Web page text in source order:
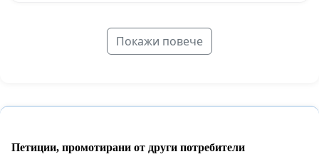
Покажи повече
Петиции, промотирани от други потребители